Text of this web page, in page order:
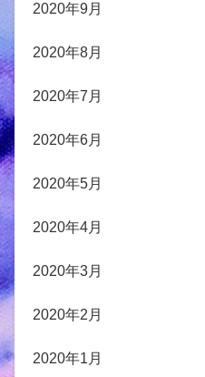
2020年9月
2020年8月
2020年7月
2020年6月
2020年5月
2020年4月
2020年3月
2020年2月
2020年1月